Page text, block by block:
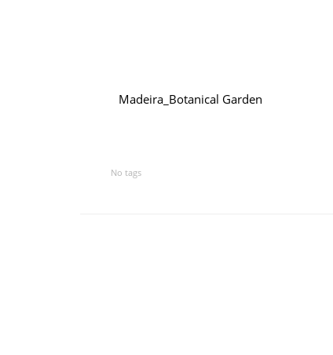
Madeira_Botanical Garden
No tags